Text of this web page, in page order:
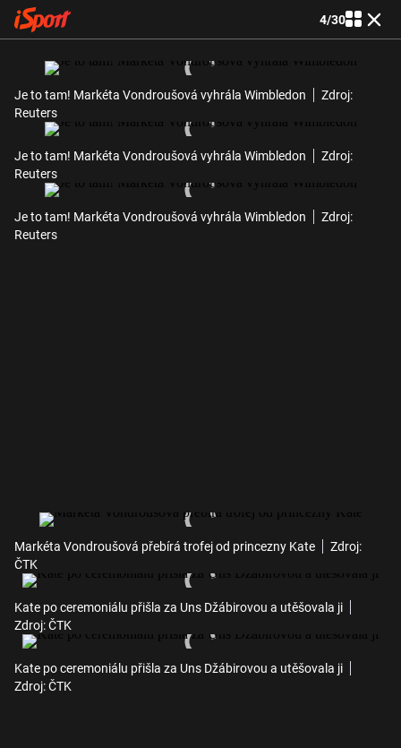
4/30
Je to tam! Markéta Vondroušová vyhrála Wimbledon
Zdroj:
Reuters
Je to tam! Markéta Vondroušová vyhrála Wimbledon
Zdroj:
Reuters
Je to tam! Markéta Vondroušová vyhrála Wimbledon
Zdroj:
Reuters
Markéta Vondroušová přebírá trofej od princezny Kate
Zdroj:
ČTK
Kate po ceremoniálu přišla za Uns Džábirovou a utěšovala ji
Zdroj: ČTK
Kate po ceremoniálu přišla za Uns Džábirovou a utěšovala ji
Zdroj: ČTK